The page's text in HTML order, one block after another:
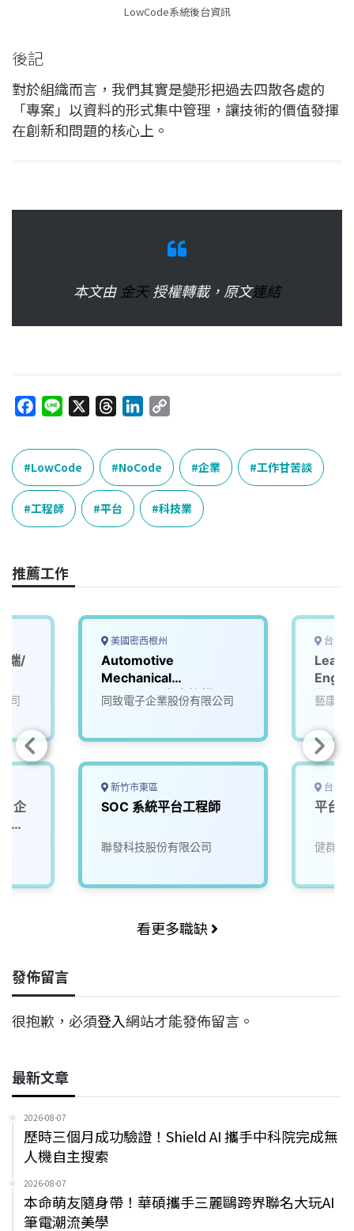
LowCode系統後台資訊
後記
對於組織而言，我們其實是變形把過去四散各處的
「專案」以資料的形式集中管理，讓技術的價值發揮
在創新和問題的核心上。
本文由 金天授權轉載，原文連結
c
e
b
o
o
n
e
r
e
a
d
s
n
k
e
I
y
L
i
n
LowCode NoCode 企業 工作甘苦談
工程師 平台 科技業
推薦工作
端/
司
企
台
美國密西根州
Automotive
Mechanical
Engineer(汽車機構工程
同致電子企業股份有限公司
新竹市東區
SOC 系統平台工程師
聯發科技股份有限公司
台南
Lead
化工
藝康企
台南
平台
健群永
看更多職缺
發佈留言
很抱歉，必須登入網站才能發佈留言。
最新文章
2026-08-07
歷時三個月成功驗證！Shield AI 攜手中科院完成無
人機自主搜索
2026-08-07
本命萌友隨身帶！華碩攜手三麗鷗跨界聯名大玩AI
筆電潮流美學